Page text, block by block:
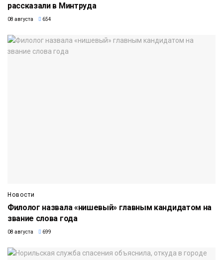
рассказали в Минтруда
08 августа 654
Новости
Филолог назвала «нишевый» главным кандидатом на
звание слова года
08 августа 699